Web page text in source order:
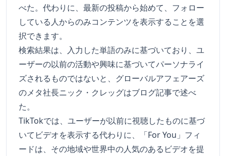
べた。代わりに、最新の投稿から始めて、フォロー
している人からのみコンテンツを表示することを選
択できます。
検索結果は、入力した単語のみに基づいており、ユ
ーザーの以前の活動や興味に基づいてパーソナライ
ズされるものではないと、グローバルアフェアーズ
のメタ社長ニック・クレッグはブログ記事で述べ
た。
TikTokでは、ユーザーが以前に視聴したものに基づ
いてビデオを表示する代わりに、「For You」フィ
ードは、その地域や世界中の人気のあるビデオを提